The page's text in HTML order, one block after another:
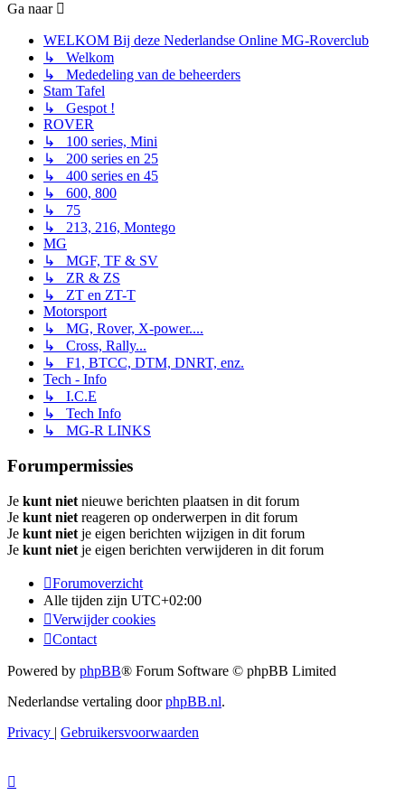
Ga naar
WELKOM Bij deze Nederlandse Online MG-Roverclub
↳ Welkom
↳ Mededeling van de beheerders
Stam Tafel
↳ Gespot !
ROVER
↳ 100 series, Mini
↳ 200 series en 25
↳ 400 series en 45
↳ 600, 800
↳ 75
↳ 213, 216, Montego
MG
↳ MGF, TF & SV
↳ ZR & ZS
↳ ZT en ZT-T
Motorsport
↳ MG, Rover, X-power....
↳ Cross, Rally...
↳ F1, BTCC, DTM, DNRT, enz.
Tech - Info
↳ I.C.E
↳ Tech Info
↳ MG-R LINKS
Forumpermissies
Je kunt niet nieuwe berichten plaatsen in dit forum
Je kunt niet reageren op onderwerpen in dit forum
Je kunt niet je eigen berichten wijzigen in dit forum
Je kunt niet je eigen berichten verwijderen in dit forum
Forumoverzicht
Alle tijden zijn UTC+02:00
Verwijder cookies
Contact
Powered by phpBB® Forum Software © phpBB Limited
Nederlandse vertaling doorphpBB.nl.
Privacy | Gebruikersvoorwaarden